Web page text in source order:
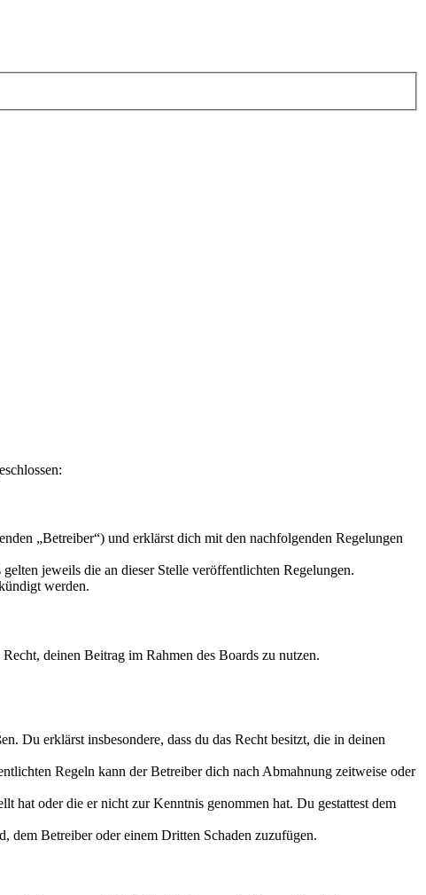
„Betreiber“) und erklärst dich mit den nachfolgenden Regelungen
jeweils die an dieser Stelle veröffentlichten Regelungen.
werden.
deinen Beitrag im Rahmen des Boards zu nutzen.
Du erklärst insbesondere, dass du das Recht besitzt, die in deinen
Regeln kann der Betreiber dich nach Abmahnung zeitweise oder
hat oder die er nicht zur Kenntnis genommen hat. Du gestattest dem
dem Betreiber oder einem Dritten Schaden zuzufügen.